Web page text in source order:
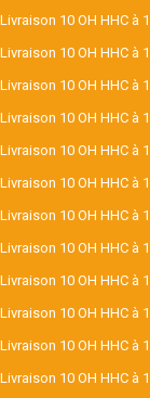
Livraison 10 OH HHC à
Livraison 10 OH HHC à
Livraison 10 OH HHC à
Livraison 10 OH HHC à
Livraison 10 OH HHC à
Livraison 10 OH HHC à
Livraison 10 OH HHC à
Livraison 10 OH HHC à
Livraison 10 OH HHC à
Livraison 10 OH HHC à
Livraison 10 OH HHC à
Livraison 10 OH HHC à